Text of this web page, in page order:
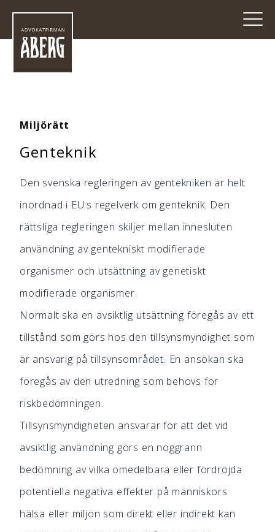
Miljörätt
Genteknik
Den svenska regleringen av gentekniken är helt
inordnad i EU:s regelverk om genteknik. Den
rättsliga regleringen skiljer mellan innesluten
användning av gentekniskt modifierade
organismer och utsättning av genetiskt
modifierade organismer.
Normalt ska en avsiktlig utsättning föregås av ett
tillstånd som görs hos den tillsynsmyndighet som
är ansvarig på tillsynsområdet. En ansökan ska
föregås av den utredning som behövs för
riskbedömningen.
Tillsynsmyndigheten ansvarar för att det vid
avsiktlig användning görs en noggrann
bedömning av vilka omedelbara eller fördröjda
potentiella negativa effekter på människors
hälsa eller miljön som direkt eller indirekt kan